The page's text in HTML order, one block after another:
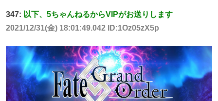
347: 以下、5ちゃんねるからVIPがお送りします
2021/12/31(金) 18:01:49.042 ID:1Oz05zX5p